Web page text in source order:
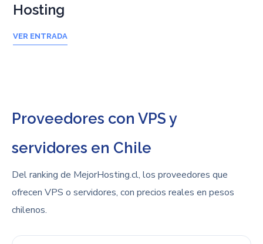
Hosting
VER ENTRADA
Proveedores con VPS y
servidores en Chile
Del ranking de MejorHosting.cl, los proveedores que
ofrecen VPS o servidores, con precios reales en pesos
chilenos.